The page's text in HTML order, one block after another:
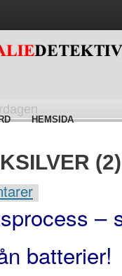
HEMSIDA
(2)
–
batterier!